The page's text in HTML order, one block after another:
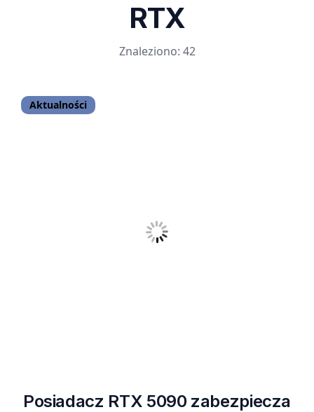
RTX
Znaleziono: 42
Aktualności
Posiadacz RTX 5090 zabezpiecza